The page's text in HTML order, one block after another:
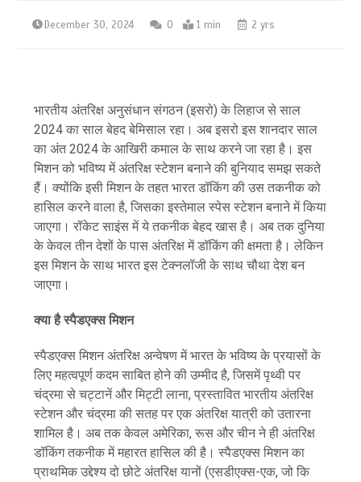
December 30, 2024 0 1 min 2 yrs
भारतीय अंतरिक्ष अनुसंधान संगठन (इसरो) के लिहाज से साल
2024 का साल बेहद बेमिसाल रहा। अब इसरो इस शानदार साल
का अंत 2024 के आखिरी कमाल के साथ करने जा रहा है। इस
मिशन को भविष्य में अंतरिक्ष स्टेशन बनाने की बुनियाद समझ सकते
हैं। क्योंकि इसी मिशन के तहत भारत डॉकिंग की उस तकनीक को
हासिल करने वाला है, जिसका इस्तेमाल स्पेस स्टेशन बनाने में किया
जाएगा। रॉकेट साइंस में ये तकनीक बेहद खास है। अब तक दुनिया
के केवल तीन देशों के पास अंतरिक्ष में डॉकिंग की क्षमता है। लेकिन
इस मिशन के साथ भारत इस टेक्नलॉजी के साथ चौथा देश बन
जाएगा।
क्या है स्पैडएक्स मिशन
स्पैडएक्स मिशन अंतरिक्ष अन्वेषण में भारत के भविष्य के प्रयासों के
लिए महत्वपूर्ण कदम साबित होने की उम्मीद है, जिसमें पृथ्वी पर
चंद्रमा से चट्टानें और मिट्टी लाना, प्रस्तावित भारतीय अंतरिक्ष
स्टेशन और चंद्रमा की सतह पर एक अंतरिक्ष यात्री को उतारना
शामिल है। अब तक केवल अमेरिका, रूस और चीन ने ही अंतरिक्ष
डॉकिंग तकनीक में महारत हासिल की है। स्पैडएक्स मिशन का
प्राथमिक उद्देश्य दो छोटे अंतरिक्ष यानों (एसडीएक्स-एक, जो कि